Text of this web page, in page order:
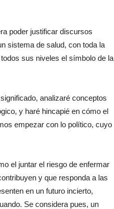
poder justificar discursos
sistema de salud, con toda la
sus niveles el símbolo de la
analizaré conceptos
y haré hincapié en cómo el
empezar con lo político, cuyo
el juntar el riesgo de enfermar
y que responda a las
en un futuro incierto,
Se considera pues, un